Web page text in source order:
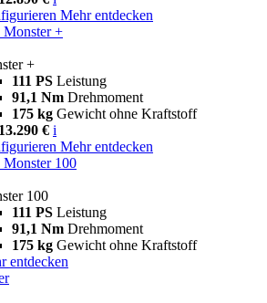
Mehr entdecken
Monster +
+
111 PS Leistung
91,1 Nm Drehmoment
175 kg Gewicht ohne Kraftstoff
€ i
Mehr entdecken
Monster 100
100
111 PS Leistung
91,1 Nm Drehmoment
175 kg Gewicht ohne Kraftstoff
entdecken